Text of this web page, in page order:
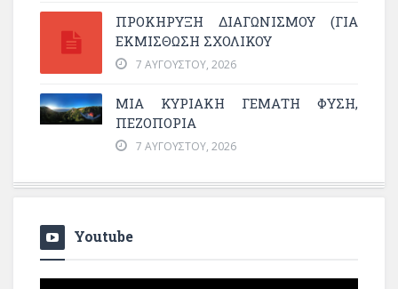
ΠΡΟΚΗΡΥΞΗ ΔΙΑΓΩΝΙΣΜΟΥ (ΓΙΑ
ΕΚΜΊΣΘΩΣΗ ΣΧΟΛΙΚΟΎ
7 ΑΥΓΟΎΣΤΟΥ, 2026
ΜΙΑ ΚΥΡΙΑΚΉ ΓΕΜΆΤΗ ΦΎΣΗ,
ΠΕΖΟΠΟΡΊΑ
7 ΑΥΓΟΎΣΤΟΥ, 2026
Youtube